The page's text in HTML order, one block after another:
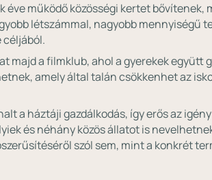
éve működő közösségi kertet
létszámmal, nagyobb mennyiségű
céljából.
majd a filmklub, ahol a gyerekek együtt
amely által talán csökkenhet az
a háztáji gazdálkodás, így erős az
és néhány közös állatot is
szól sem, mint a konkrét